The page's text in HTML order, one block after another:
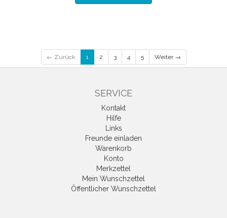
← Zurück 1 2 3 4 5 Weiter →
SERVICE
Kontakt
Hilfe
Links
Freunde einladen
Warenkorb
Konto
Merkzettel
Mein Wunschzettel
Öffentlicher Wunschzettel